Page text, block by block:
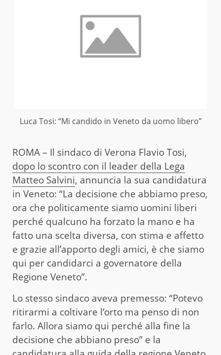
Luca Tosi: “Mi candido in Veneto da uomo libero”
ROMA – Il sindaco di Verona Flavio Tosi,
dopo lo scontro con il leader della Lega
Matteo Salvini, annuncia la sua candidatura
in Veneto: “La decisione che abbiamo preso,
ora che politicamente siamo uomini liberi
perché qualcuno ha forzato la mano e ha
fatto una scelta diversa, con stima e affetto
e grazie all’apporto degli amici, è che siamo
qui per candidarci a governatore della
Regione Veneto”.
Lo stesso sindaco aveva premesso: “Potevo
ritirarmi a coltivare l’orto ma penso di non
farlo. Allora siamo qui perché alla fine la
decisione che abbiano preso” e la